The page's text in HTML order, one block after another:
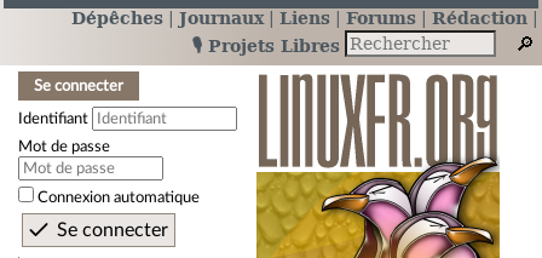
Dépêches Journaux Liens Forums
Rédaction
🎙️ Projets Libres
Se connecter
Identifiant
Mot de passe
Connexion automatique